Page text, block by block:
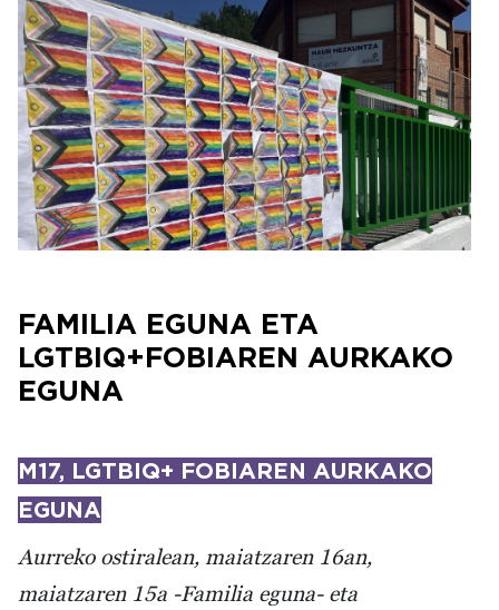
Irudia
FAMILIA EGUNA ETA
LGTBIQ+FOBIAREN AURKAKO
EGUNA
M17, LGTBIQ+ FOBIAREN AURKAKO
EGUNA
Aurreko ostiralean, maiatzaren 16an,
maiatzaren 15a -Familia eguna- eta